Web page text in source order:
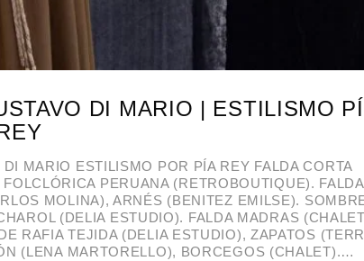
DI MARIO | ESTILISMO
MARIO ESTILISMO POR PÍA REY FALDA CORTA
PERUANA (RETROBOUTIQUE).
MOLINA), ARNÉS (BENITEZ EMILSE).
(DELIA ESTUDIO). FALDA MADRAS
RAFIA TEJIDA (DELIA ESTUDIO), ZAPATOS
(LENA MARTORELLO), BORCEGOS (CHALET).…